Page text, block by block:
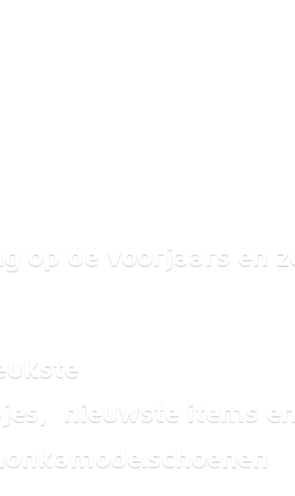
op de voorjaars en
nieuwste items